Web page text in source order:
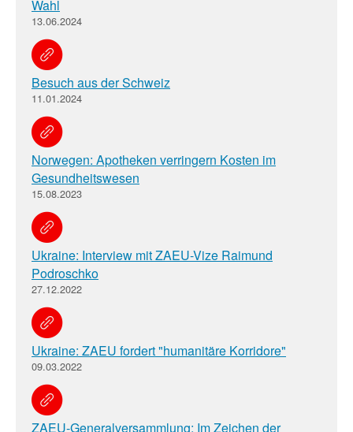
Wahl
13.06.2024
Besuch aus der Schweiz
11.01.2024
Norwegen: Apotheken verringern Kosten im
Gesundheitswesen
15.08.2023
Ukraine: Interview mit ZAEU-Vize Raimund
Podroschko
27.12.2022
Ukraine: ZAEU fordert "humanitäre Korridore"
09.03.2022
ZAEU-Generalversammlung: Im Zeichen der